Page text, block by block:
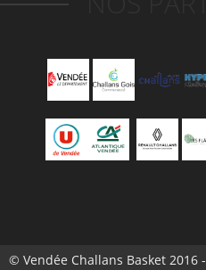
© Vendée Challans Basket 2016 -